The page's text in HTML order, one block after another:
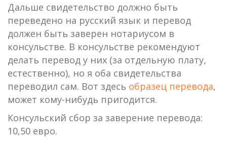
Дальше свидетельство должно быть
переведено на русский язык и перевод
должен быть заверен нотариусом в
консульстве. В консульстве рекомендуют
делать перевод у них (за отдельную плату,
естественно), но я оба свидетельства
переводил сам. Вот здесь образец перевода,
может кому-нибудь пригодится.
Консульский сбор за заверение перевода:
10,50 евро.